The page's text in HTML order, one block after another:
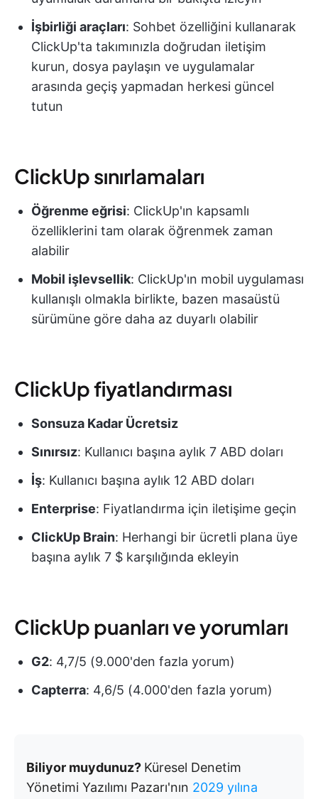
İşbirliği araçları: Sohbet özelliğini kullanarak
ClickUp'ta takımınızla doğrudan iletişim
kurun, dosya paylaşın ve uygulamalar
arasında geçiş yapmadan herkesi güncel
tutun
ClickUp sınırlamaları
Öğrenme eğrisi: ClickUp'ın kapsamlı
özelliklerini tam olarak öğrenmek zaman
alabilir
Mobil işlevsellik: ClickUp'ın mobil uygulaması
kullanışlı olmakla birlikte, bazen masaüstü
sürümüne göre daha az duyarlı olabilir
ClickUp fiyatlandırması
Sonsuza Kadar Ücretsiz
Sınırsız: Kullanıcı başına aylık 7 ABD doları
İş: Kullanıcı başına aylık 12 ABD doları
Enterprise: Fiyatlandırma için iletişime geçin
ClickUp Brain: Herhangi bir ücretli plana üye
başına aylık 7 $ karşılığında ekleyin
ClickUp puanları ve yorumları
G2: 4,7/5 (9.000'den fazla yorum)
Capterra: 4,6/5 (4.000'den fazla yorum)
Biliyor muydunuz? Küresel Denetim
Yönetimi Yazılımı Pazarı'nın 2029 yılına